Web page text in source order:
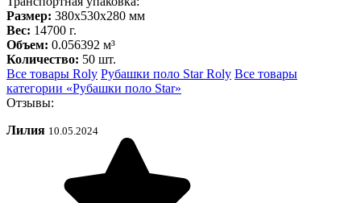
Размер: 380x530x280 мм
Вес: 14700 г.
Объем: 0.056392 м³
Количество: 50 шт.
Все товары Roly Рубашки поло Star Roly Все товары
категории «Рубашки поло Star»
Отзывы:
Лилия 10.05.2024